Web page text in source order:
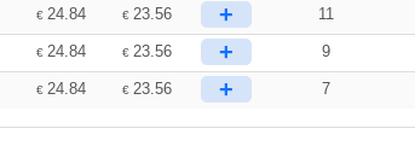
€24.84 €23.56 + 11
€24.84 €23.56 + 9
€24.84 €23.56 + 7